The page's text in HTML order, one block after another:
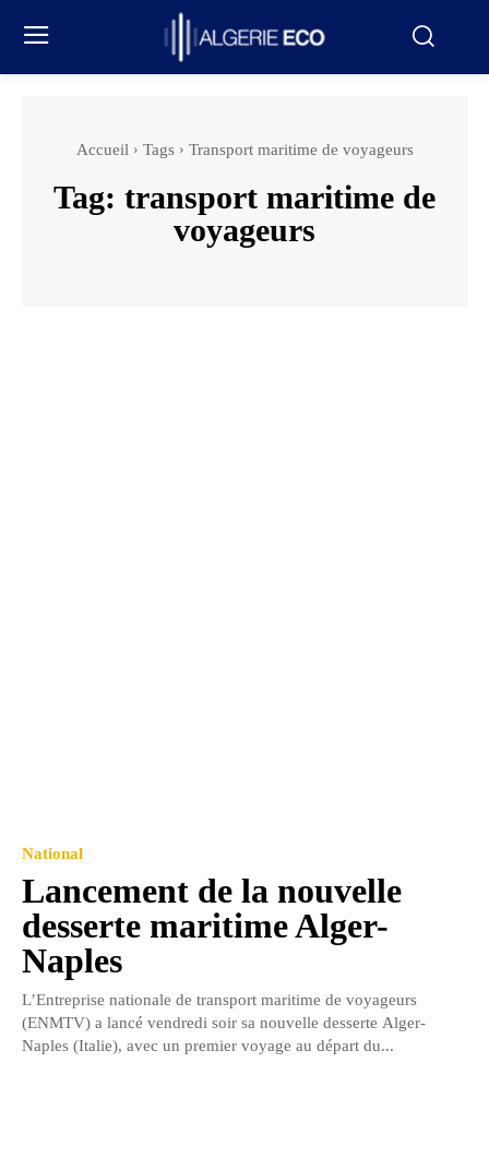
Accueil Tags Transport maritime de voyageurs
Tag: transport maritime de
voyageurs
National
Lancement de la nouvelle
desserte maritime Alger-
Naples
L’Entreprise nationale de transport maritime de voyageurs
(ENMTV) a lancé vendredi soir sa nouvelle desserte Alger-
Naples (Italie), avec un premier voyage au départ du...